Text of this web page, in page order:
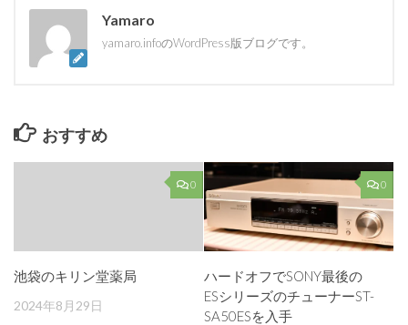
Yamaro
yamaro.infoのWordPress版ブログです。
おすすめ
0
池袋のキリン堂薬局
2024年8月29日
0
ハードオフでSONY最後の
ESシリーズのチューナーST-
SA50ESを入手